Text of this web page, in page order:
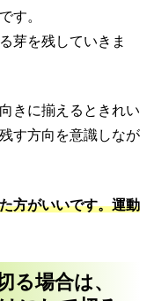
す。
芽を残していきま
きに揃えるときれい
す方向を意識しなが
方がいいです。運動
る場合は、